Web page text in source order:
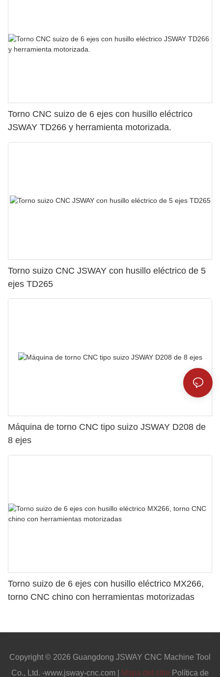
Torno CNC suizo de 6 ejes con husillo eléctrico
JSWAY TD266 y herramienta motorizada.
Torno suizo CNC JSWAY con husillo eléctrico de 5
ejes TD265
Máquina de torno CNC tipo suizo JSWAY D208 de
8 ejes
Torno suizo de 6 ejes con husillo eléctrico MX266,
torno CNC chino con herramientas motorizadas
Copyright © 2026 Guangdong JSWAY CNC Machine Tool
Co., Ltd. -www.jsway-cnc.com |
Mapa del sitio Política de